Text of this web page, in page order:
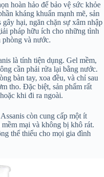
hoàn hảo để bảo vệ sức khỏe
kháng khuẩn mạnh mẽ, sản
hại, ngăn chặn sự xâm nhập
pháp hữu ích cho những tình
phòng và nước.
là tính tiện dụng. Gel mềm,
cần phải rửa lại bằng nước.
bàn tay, xoa đều, và chỉ sau
tho. Đặc biệt, sản phẩm rất
khi đi ra ngoài.
còn cung cấp một ít
mại và không bị khô rát.
thể thiếu cho mọi gia đình